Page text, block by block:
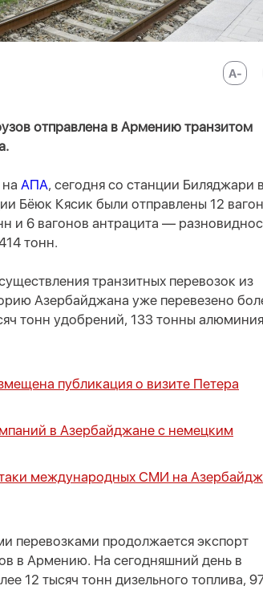
отправлена в Армению транзитом
АПА, сегодня со станции Биляджари в
Бёюк Кясик были отправлены 12
и 6 вагонов антрацита —
тонн.
транзитных перевозок из
Азербайджана уже перевезено
тонн удобрений, 133 тонны
публикация о визите Петера
в Азербайджане с немецким
международных СМИ на
перевозками продолжается экспорт
в Армению. На сегодняшний день в
12 тысяч тонн дизельного топлива,